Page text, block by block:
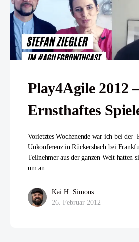
Play4Agile 2012
Ernsthaftes
Vorletztes Wochenende war ich bei der
Unkonferenz in Rückersbach bei
Teilnehmer aus der ganzen Welt hatten
um an…
Kai H. Simons
26. Februar 2012